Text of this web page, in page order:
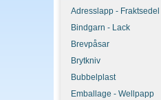
Adresslapp - Fraktsedel
Bindgarn - Lack
Brevpåsar
Brytkniv
Bubbelplast
Emballage - Wellpapp